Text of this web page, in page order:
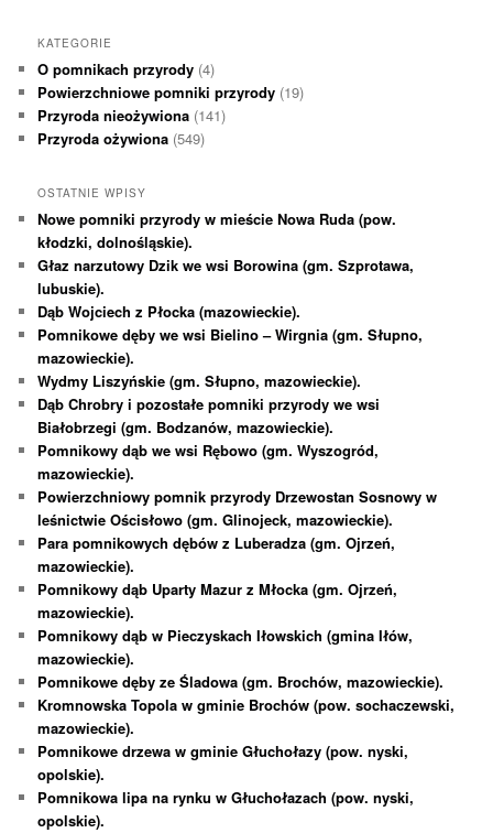
KATEGORIE
O pomnikach przyrody (4)
Powierzchniowe pomniki przyrody (19)
Przyroda nieożywiona (141)
Przyroda ożywiona (549)
OSTATNIE WPISY
Nowe pomniki przyrody w mieście Nowa Ruda (pow.
kłodzki, dolnośląskie).
Głaz narzutowy Dzik we wsi Borowina (gm. Szprotawa,
lubuskie).
Dąb Wojciech z Płocka (mazowieckie).
Pomnikowe dęby we wsi Bielino – Wirgnia (gm. Słupno,
mazowieckie).
Wydmy Liszyńskie (gm. Słupno, mazowieckie).
Dąb Chrobry i pozostałe pomniki przyrody we wsi
Białobrzegi (gm. Bodzanów, mazowieckie).
Pomnikowy dąb we wsi Rębowo (gm. Wyszogród,
mazowieckie).
Powierzchniowy pomnik przyrody Drzewostan Sosnowy w
leśnictwie Ościsłowo (gm. Glinojeck, mazowieckie).
Para pomnikowych dębów z Luberadza (gm. Ojrzeń,
mazowieckie).
Pomnikowy dąb Uparty Mazur z Młocka (gm. Ojrzeń,
mazowieckie).
Pomnikowy dąb w Pieczyskach Iłowskich (gmina Iłów,
mazowieckie).
Pomnikowe dęby ze Śladowa (gm. Brochów, mazowieckie).
Kromnowska Topola w gminie Brochów (pow. sochaczewski,
mazowieckie).
Pomnikowe drzewa w gminie Głuchołazy (pow. nyski,
opolskie).
Pomnikowa lipa na rynku w Głuchołazach (pow. nyski,
opolskie).